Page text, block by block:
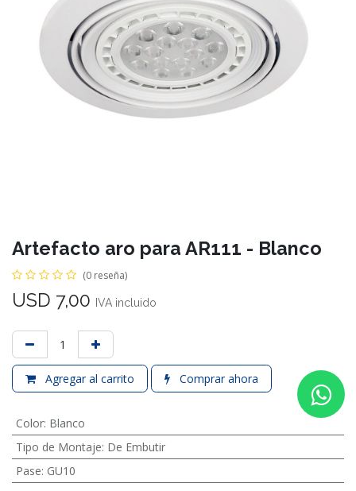
Artefacto aro para AR111 - Blanco
(0 reseña)
USD 7,00 IVA incluido
Agregar al carrito Comprar ahora
Color: Blanco
Tipo de Montaje: De Embutir
Pase: GU10